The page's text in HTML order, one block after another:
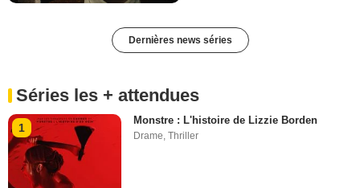
Dernières news séries
Séries les + attendues
1
Monstre : L'histoire de Lizzie Borden
Drame ,Thriller